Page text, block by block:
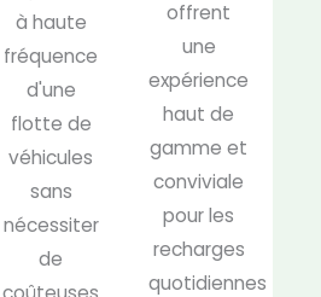
à haute
fréquence
d'une
flotte de
véhicules
sans
nécessiter
de
offrent
une
expérience
haut de
gamme et
conviviale
pour les
recharges
quotidiennes